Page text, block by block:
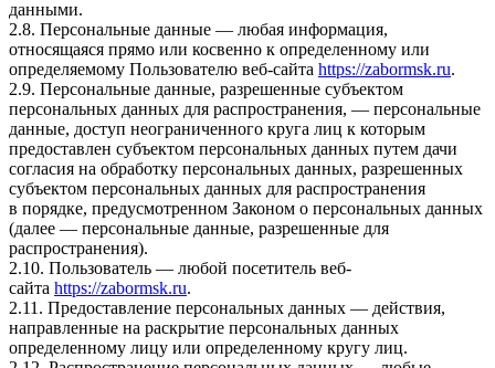
данными.
2.8. Персональные данные — любая информация,
относящаяся прямо или косвенно к определенному или
определяемому Пользователю веб-сайта https://zabormsk.ru.
2.9. Персональные данные, разрешенные субъектом
персональных данных для распространения, — персональные
данные, доступ неограниченного круга лиц к которым
предоставлен субъектом персональных данных путем дачи
согласия на обработку персональных данных, разрешенных
субъектом персональных данных для распространения
в порядке, предусмотренном Законом о персональных данных
(далее — персональные данные, разрешенные для
распространения).
2.10. Пользователь — любой посетитель веб-
сайта https://zabormsk.ru.
2.11. Предоставление персональных данных — действия,
направленные на раскрытие персональных данных
определенному лицу или определенному кругу лиц.